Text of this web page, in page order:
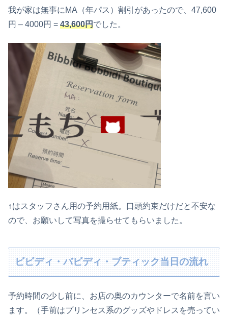
我が家は無事にMA（年パス）割引があったので、47,600
円 – 4000円 = 43,600円でした。
↑はスタッフさん用の予約用紙。口頭約束だけだと不安な
ので、お願いして写真を撮らせてもらいました。
ビビディ・バビディ・ブティック当日の流れ
予約時間の少し前に、お店の奥のカウンターで名前を言い
ます。（手前はプリンセス系のグッズやドレスを売ってい